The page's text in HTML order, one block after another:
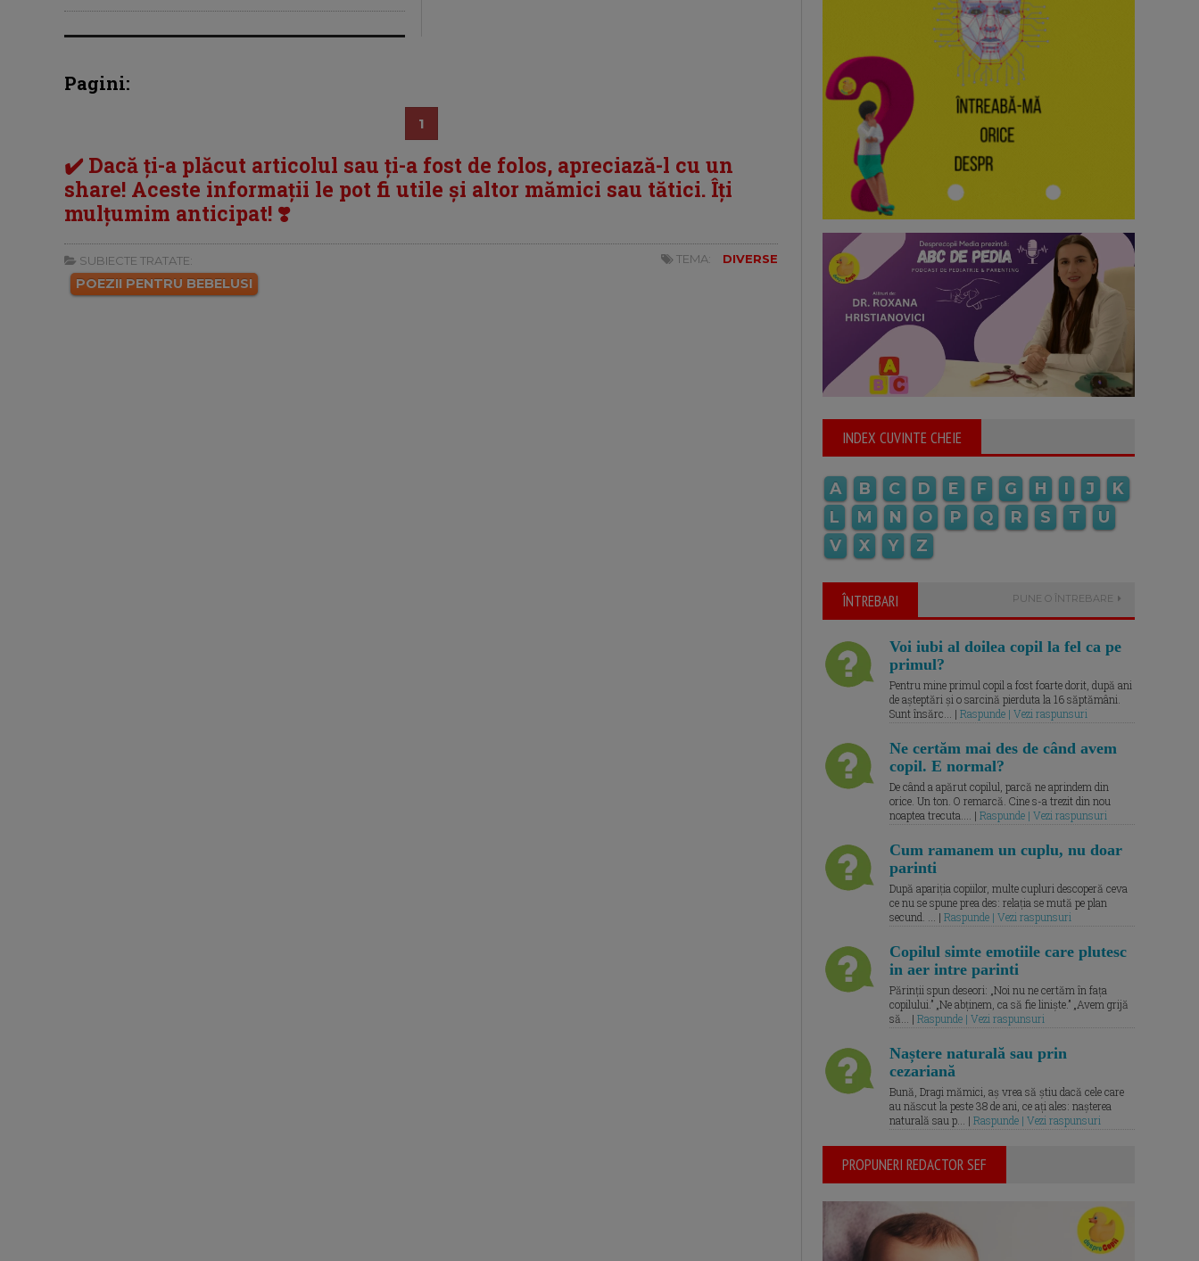
Pagini:
1
✔️ Dacă ți-a plăcut articolul sau ți-a fost de folos, apreciază-l cu un
share! Aceste informații le pot fi utile și altor mămici sau tătici. Îți
mulțumim anticipat! ❣️
SUBIECTE TRATATE:
POEZII PENTRU BEBELUSI
TEMA: DIVERSE
INDEX CUVINTE CHEIE
A B C D E F G H I J
K
L
M N O P Q R S T
U
V
X Y Z
ÎNTREBARI PUNE O ÎNTREBARE
Voi iubi al doilea copil la fel ca pe
primul?
Pentru mine primul copil a fost foarte dorit, după ani
de așteptări și o sarcină pierduta la 16 săptămâni.
Sunt însărc... | Raspunde | Vezi raspunsuri
Ne certăm mai des de când avem
copil. E normal?
De când a apărut copilul, parcă ne aprindem din
orice. Un ton. O remarcă. Cine s-a trezit din nou
noaptea trecuta.... | Raspunde | Vezi raspunsuri
Cum ramanem un cuplu, nu doar
parinti
După apariția copiilor, multe cupluri descoperă ceva
ce nu se spune prea des: relația se mută pe plan
secund. ... | Raspunde | Vezi raspunsuri
Copilul simte emotiile care plutesc
in aer intre parinti
Părinții spun deseori: „Noi nu ne certăm în fața
copilului.” „Ne abținem, ca să fie liniște.” „Avem grijă
să... | Raspunde | Vezi raspunsuri
Naștere naturală sau prin
cezariană
Bună, Dragi mămici, aș vrea să știu dacă cele care
au născut la peste 38 de ani, ce ați ales: nașterea
naturală sau p... | Raspunde | Vezi raspunsuri
PROPUNERI REDACTOR SEF